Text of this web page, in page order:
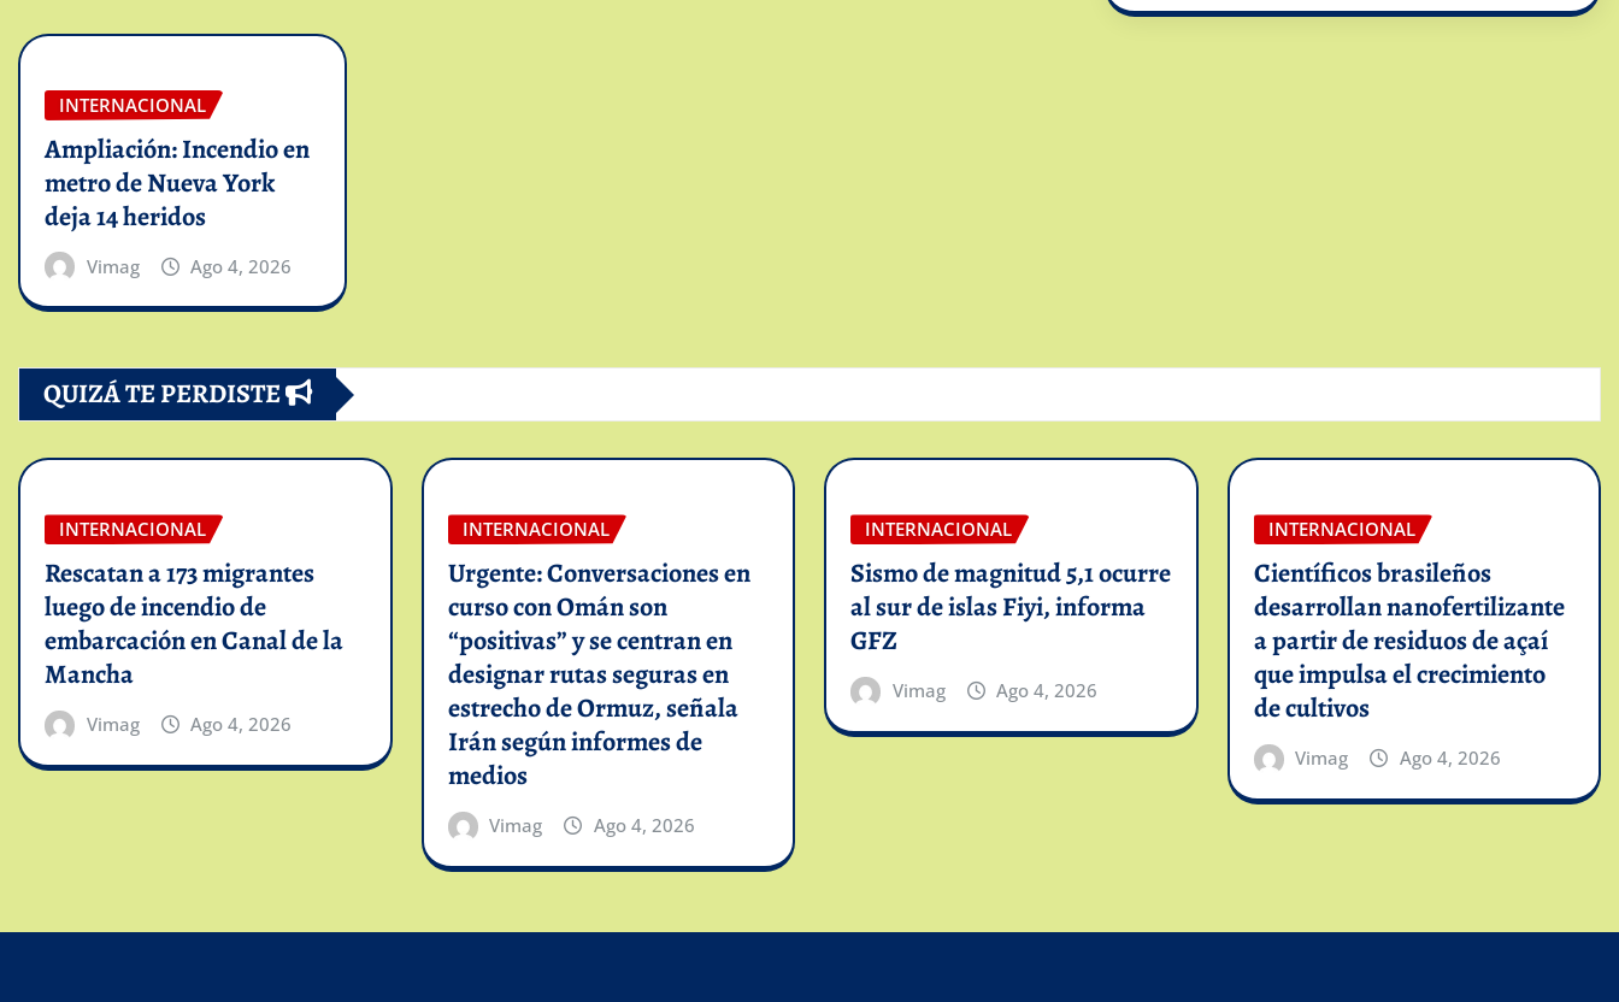
INTERNACIONAL
Ampliación: Incendio en
metro de Nueva York
deja 14 heridos
Vimag Ago 4, 2026
QUIZÁ TE PERDISTE
INTERNACIONAL
Rescatan a 173 migrantes
luego de incendio de
embarcación en Canal de la
Mancha
Vimag Ago 4, 2026
INTERNACIONAL
Urgente: Conversaciones en
curso con Omán son
“positivas” y se centran en
designar rutas seguras en
estrecho de Ormuz, señala
Irán según informes de
medios
Vimag Ago 4, 2026
INTERNACIONAL
Sismo de magnitud 5,1 ocurre
al sur de islas Fiyi, informa
GFZ
Vimag Ago 4, 2026
INTERNACIONAL
Científicos brasileños
desarrollan nanofertilizante
a partir de residuos de açaí
que impulsa el crecimiento
de cultivos
Vimag Ago 4, 2026